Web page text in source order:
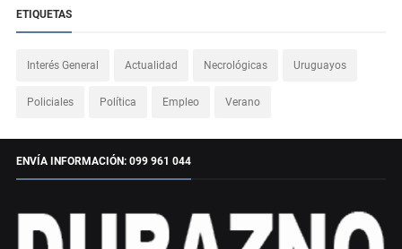
ETIQUETAS
Interés General Actualidad Necrológicas Uruguayos
Policiales Política Empleo Verano
ENVÍA INFORMACIÓN: 099 961 044